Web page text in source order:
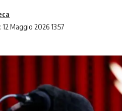
Maggio 2026 13:57